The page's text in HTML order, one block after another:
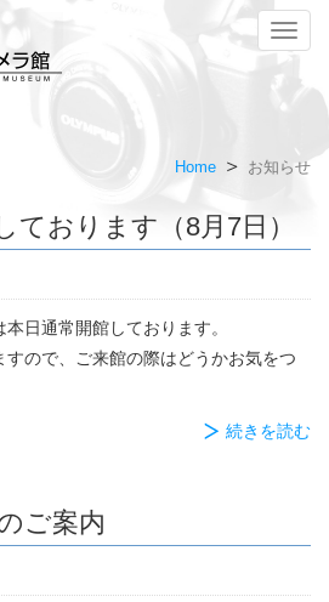
メ
ニ
Home お知らせ
ております（8月7日）
日通常開館しております。
ので、ご来館の際はどうかお気をつ
続きを読む
ご案内